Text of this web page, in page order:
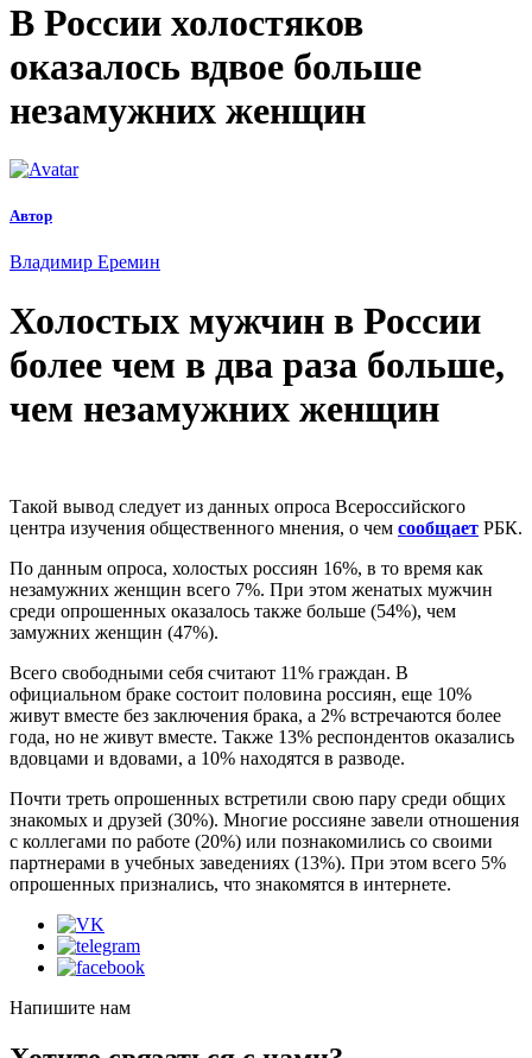
В России холостяков
оказалось вдвое больше
незамужних женщин
Автор
Владимир Еремин
Холостых мужчин в России
более чем в два раза больше,
чем незамужних женщин
Такой вывод следует из данных опроса Всероссийского
центра изучения общественного мнения, о чем сообщает РБК.
По данным опроса, холостых россиян 16%, в то время как
незамужних женщин всего 7%. При этом женатых мужчин
среди опрошенных оказалось также больше (54%), чем
замужних женщин (47%).
Всего свободными себя считают 11% граждан. В
официальном браке состоит половина россиян, еще 10%
живут вместе без заключения брака, а 2% встречаются более
года, но не живут вместе. Также 13% респондентов оказались
вдовцами и вдовами, а 10% находятся в разводе.
Почти треть опрошенных встретили свою пару среди общих
знакомых и друзей (30%). Многие россияне завели отношения
с коллегами по работе (20%) или познакомились со своими
партнерами в учебных заведениях (13%). При этом всего 5%
опрошенных признались, что знакомятся в интернете.
Напишите нам